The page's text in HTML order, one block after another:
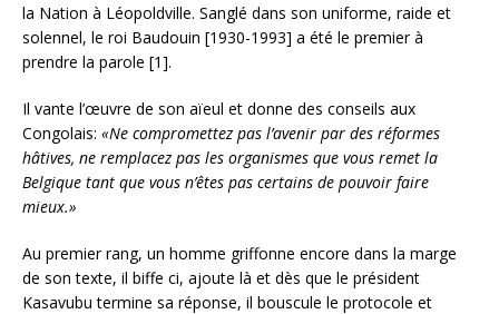
la Nation à Léopoldville. Sanglé dans son uniforme, raide et
solennel, le roi Baudouin [1930-1993] a été le premier à
prendre la parole [1].
Il vante l’œuvre de son aïeul et donne des conseils aux
Congolais: «Ne compromettez pas l’avenir par des réformes
hâtives, ne remplacez pas les organismes que vous remet la
Belgique tant que vous n’êtes pas certains de pouvoir faire
mieux.»
Au premier rang, un homme griffonne encore dans la marge
de son texte, il biffe ci, ajoute là et dès que le président
Kasavubu termine sa réponse, il bouscule le protocole et